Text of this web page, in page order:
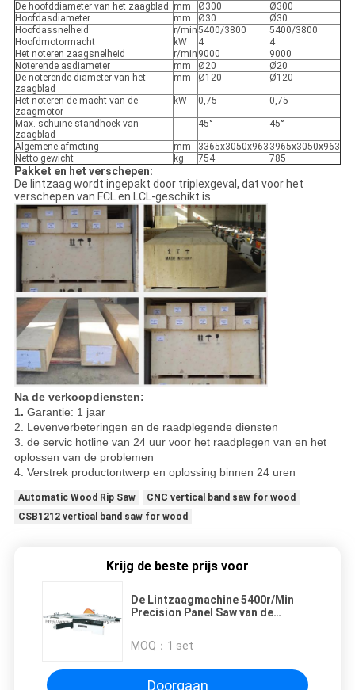
De hoofddiameter van het zaagblad
mm Ø300
Ø300
Hoofdasdiameter
mm Ø30
Ø30
Hoofdassnelheid
r/min5400/3800
5400/3800
Hoofdmotormacht
kW 4
4
Het noteren zaagsnelheid
r/min 9000
9000
Noterende asdiameter
mm Ø20
Ø20
De noterende diameter van het
zaagblad
mm Ø120 Ø120
Het noteren de macht van de
zaagmotor
kW 0,75 0,75
Max. schuine standhoek van
zaagblad
45° 45°
Algemene afmeting mm 3365x3050x963 3965x3050x963
Netto gewicht
kg 754 785
Pakket en het verschepen:
De lintzaag wordt ingepakt door triplexgeval, dat voor het
verschepen van FCL en LCL-geschikt is.
Na de verkoopdiensten:
1. Garantie: 1 jaar
2. Levenverbeteringen en de raadplegende diensten
3. de servic hotline van 24 uur voor het raadplegen van en het
oplossen van de problemen
4. Verstrek productontwerp en oplossing binnen 24 uren
Automatic Wood Rip Saw
CNC vertical band saw for wood
CSB1212 vertical band saw for wood
Krijg de beste prijs voor
De Lintzaagmachine 5400r/Min
Precision Panel Saw van de
Houtbewerking
MOQ： 1 set
Doorgaan